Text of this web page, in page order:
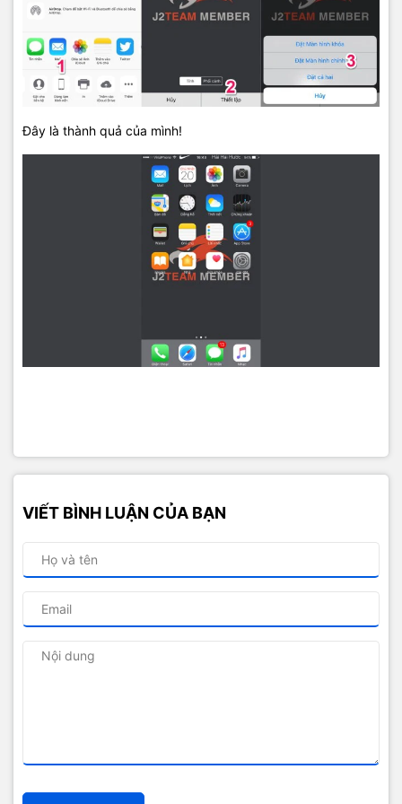
Đây là thành quả của mình!
VIẾT BÌNH LUẬN CỦA BẠN